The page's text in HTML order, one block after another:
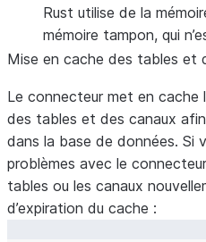
Rust utilise de la
mémoire tampon, qui
Mise en cache des tables et
Le connecteur met en cache
des tables et des canaux
dans la base de données. Si
problèmes avec le
tables ou les canaux
d’expiration du cache :